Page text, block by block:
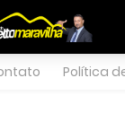
Política